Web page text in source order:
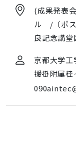
令
和
年
度
附
属
桂
(成果発表
ル /（ポス
良記念講
京都大学
援掛附属桂